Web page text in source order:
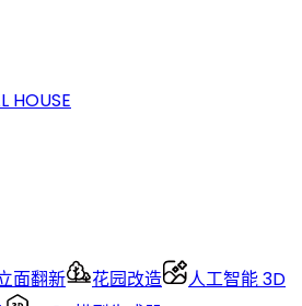
HOUSE
面翻新 花园改造
人工智能 3D